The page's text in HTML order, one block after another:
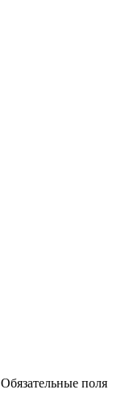
Обязательные поля